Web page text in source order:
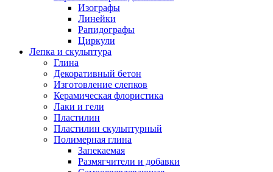
Изографы
Линейки
Рапидографы
Циркули
Лепка и скульптура
Глина
Декоративный бетон
Изготовление слепков
Керамическая флористика
Лаки и гели
Пластилин
Пластилин скульптурный
Полимерная глина
Запекаемая
Размягчители и добавки